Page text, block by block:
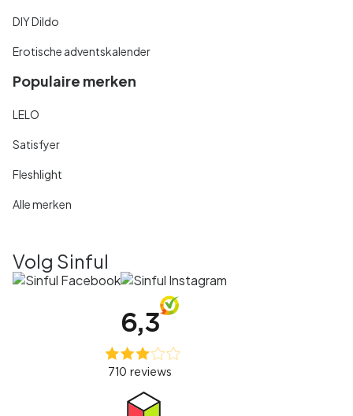
DIY Dildo
Erotische adventskalender
Populaire merken
LELO
Satisfyer
Fleshlight
Alle merken
Volg Sinful